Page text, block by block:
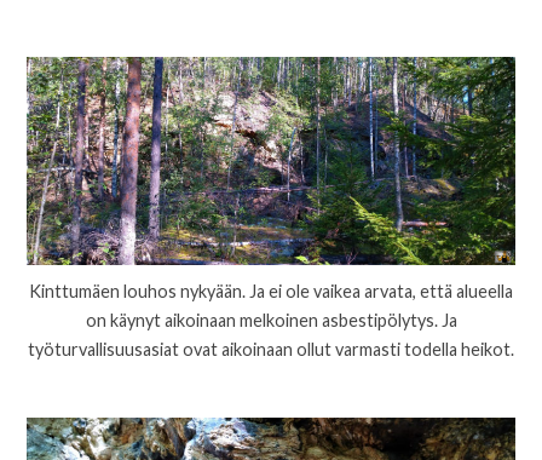
Kinttumäen louhos nykyään. Ja ei ole vaikea arvata, että alueella
on käynyt aikoinaan melkoinen asbestipölytys. Ja
työturvallisuusasiat ovat aikoinaan ollut varmasti todella heikot.